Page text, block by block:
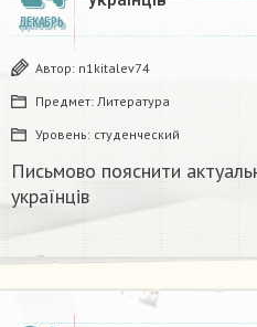
ДЕКАБРЬ
Автор: n1kitalev74
Предмет: Литература
Уровень: студенческий
Письмово пояснити
українців